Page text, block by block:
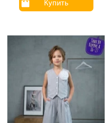
Купить